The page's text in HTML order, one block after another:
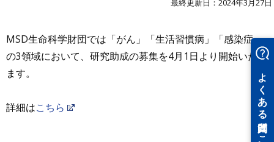
最終更新日：2024年3月27日
MSD生命科学財団では「がん」「生活習慣病」「感染症」
の3領域において、研究助成の募集を4月1日より開始いたし
ます。
詳細はこちら